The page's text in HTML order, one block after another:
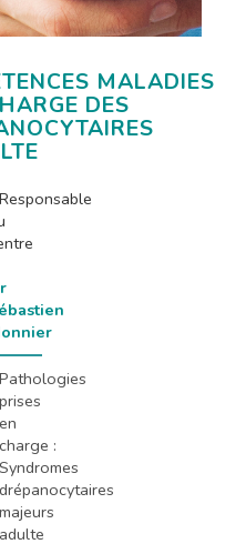
MALADIES
DES
Responsable
Pathologies
prises
en
charge :
Syndromes
drépanocytaires
majeurs
adulte